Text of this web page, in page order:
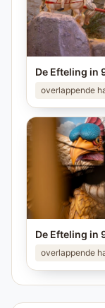
overlappende
overlappende